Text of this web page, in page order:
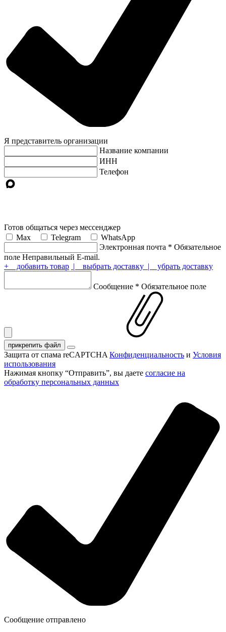
Я представитель организации
Название компании
ИНН
Телефон
Готов общаться через мессенджер
Max
Telegram
WhatsApp
Электронная почта * Обязательное
поле Неправильный E-mail.
+ добавить товар | выбрать доставку | убрать доставку
Сообщение * Обязательное поле
прикрепить файл
Защита от спама reCAPTCHA Конфиденциальность и Условия
использования
Нажимая кнопку “Отправить”, вы даете согласие на
обработку персональных данных
Сообщение отправлено